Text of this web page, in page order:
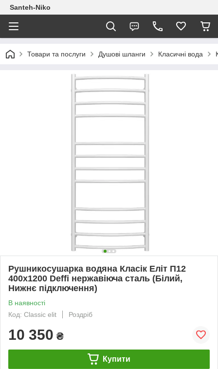
Santeh-Niko
Товари та послуги Душові шланги Класичні вода
Рушникосушарка водяна Класік Еліт П12
400х1200 Deffi нержавіюча сталь (Білий,
Нижнє підключення)
В наявності
Код: Classic elit
Роздріб
10 350 ₴
Купити